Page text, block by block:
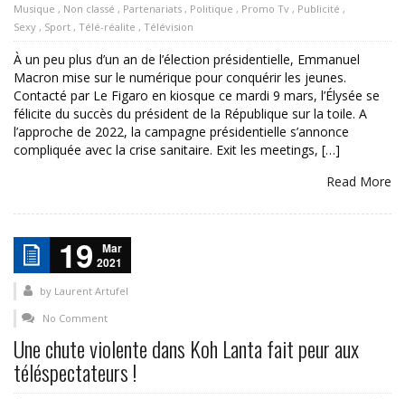
Musique , Non classé , Partenariats , Politique , Promo Tv , Publicité ,
Sexy , Sport , Télé-réalite , Télévision
À un peu plus d’un an de l’élection présidentielle, Emmanuel
Macron mise sur le numérique pour conquérir les jeunes.
Contacté par Le Figaro en kiosque ce mardi 9 mars, l’Élysée se
félicite du succès du président de la République sur la toile. A
l’approche de 2022, la campagne présidentielle s’annonce
compliquée avec la crise sanitaire. Exit les meetings, […]
Read More
19
Mar
2021
by Laurent Artufel
No Comment
Une chute violente dans Koh Lanta fait peur aux
téléspectateurs !